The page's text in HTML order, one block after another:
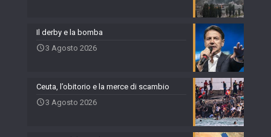
Il derby e la bomba
3 Agosto 2026
Ceuta, l’obitorio e la merce di scambio
3 Agosto 2026